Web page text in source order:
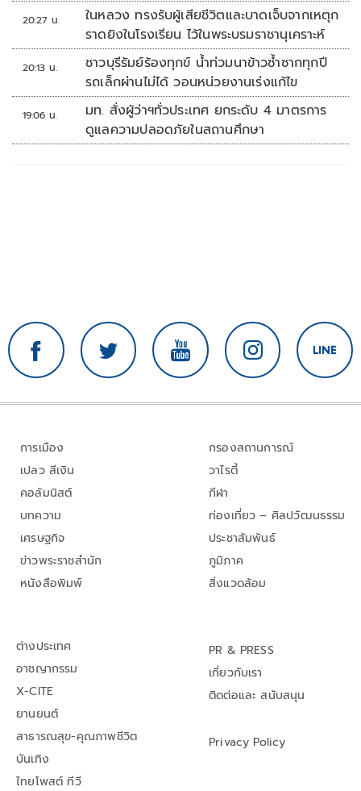
20:27 น.
ในหลวง ทรงรับผู้เสียชีวิตและบาดเจ็บจากเหตุก
ราดยิงในโรงเรียน ไว้ในพระบรมราชานุเคราะห์
20:13 น.
ชาวบุรีรัมย์ร้องทุกข์ น้ำท่วมนาข้าวซ้ำซากทุกปี
รถเล็กผ่านไม่ได้ วอนหน่วยงานเร่งแก้ไข
19:06 น.
มท. สั่งผู้ว่าฯทั่วประเทศ ยกระดับ 4 มาตรการ
ดูแลความปลอดภัยในสถานศึกษา
การเมือง
เปลว สีเงิน
คอลัมนิสต์
บทความ
เศรษฐกิจ
ข่าวพระราชสำนัก
หนังสือพิมพ์
กรองสถานการณ์
วาไรตี้
กีฬา
ท่องเที่ยว – ศิลปวัฒนธรรม
ประชาสัมพันธ์
ภูมิภาค
สิ่งแวดล้อม
ต่างประเทศ
อาชญากรรม
X-CITE
ยานยนต์
สาธารณสุข-คุณภาพชีวิต
บันเทิง
ไทยโพสต์ ทีวี
PR & PRESS
เกี่ยวกับเรา
ติดต่อและ สนับสนุน
Privacy Policy